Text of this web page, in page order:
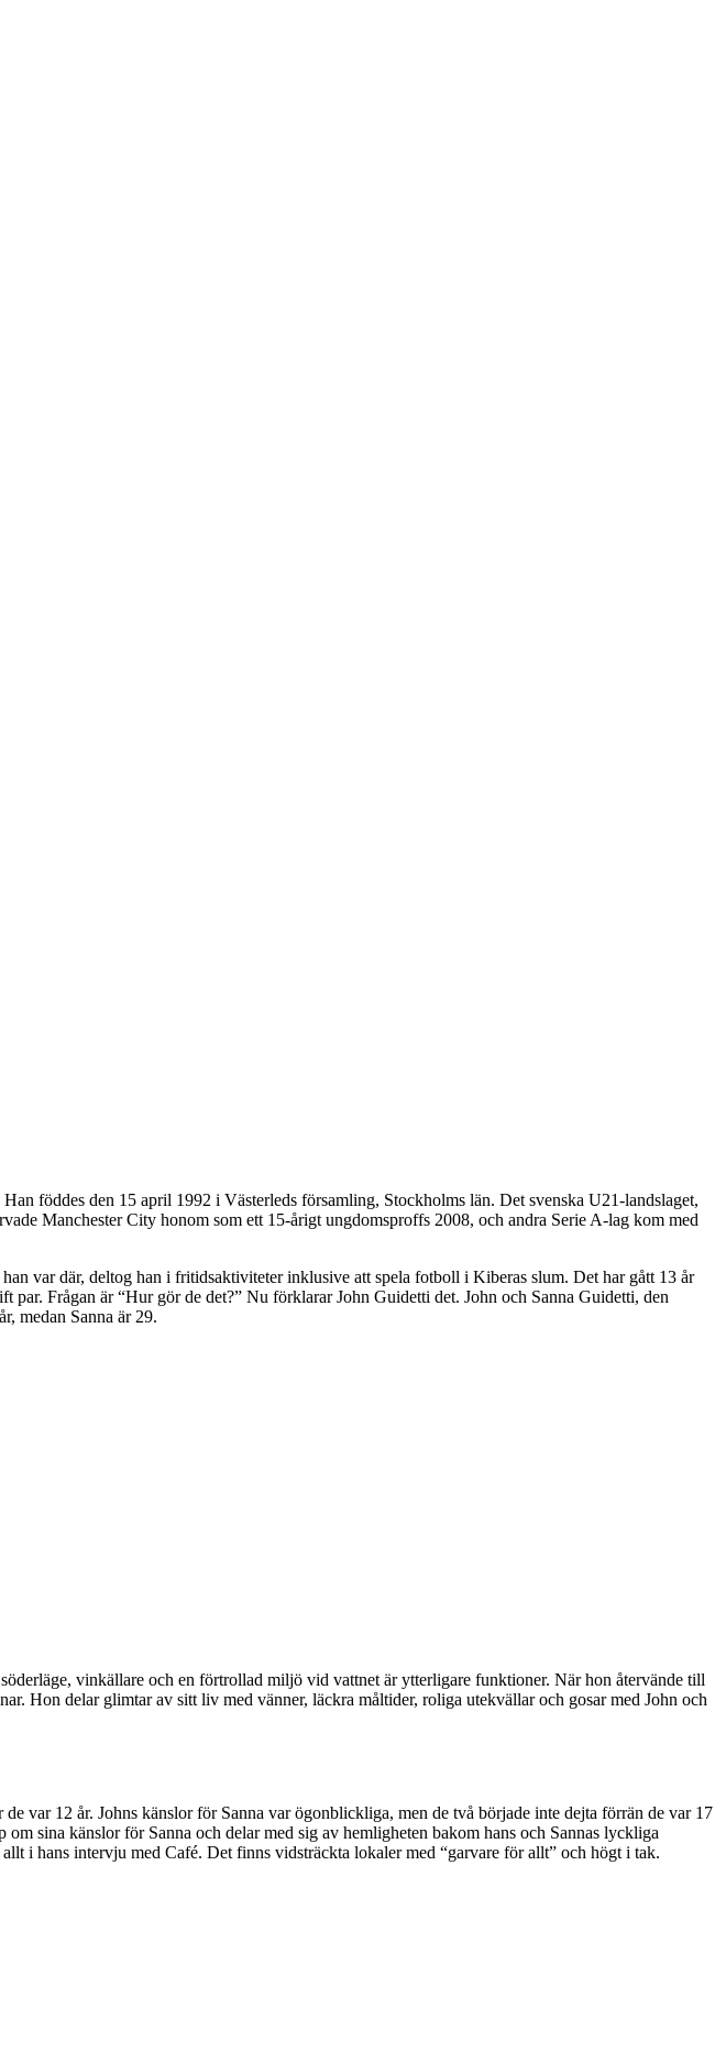
föddes den 15 april 1992 i Västerleds församling, Stockholms län. Det svenska U21-landslaget,
Manchester City honom som ett 15-årigt ungdomsproffs 2008, och andra Serie A-lag kom med
var där, deltog han i fritidsaktiviteter inklusive att spela fotboll i Kiberas slum. Det har gått 13 år
Frågan är “Hur gör de det?” Nu förklarar John Guidetti det. John och Sanna Guidetti, den
medan Sanna är 29.
vinkällare och en förtrollad miljö vid vattnet är ytterligare funktioner. När hon återvände till
Hon delar glimtar av sitt liv med vänner, läckra måltider, roliga utekvällar och gosar med John och
var 12 år. Johns känslor för Sanna var ögonblickliga, men de två började inte dejta förrän de var 17
sina känslor för Sanna och delar med sig av hemligheten bakom hans och Sannas lyckliga
i hans intervju med Café. Det finns vidsträckta lokaler med “garvare för allt” och högt i tak.